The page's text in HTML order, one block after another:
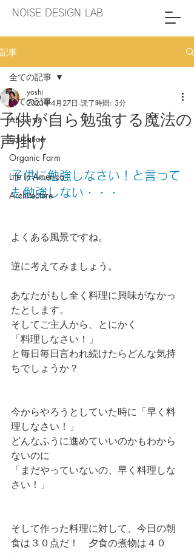
NOISE DESIGN LAB
記事
全ての記事
About us
Education
Organic Farm
Life in America
Architecture
全ての記事
子供が自ら勉強する魔法の
声掛け
yoshi
2023年4月27日 読了時間: 3分
子供に勉強しなさい！と言って
も勉強しない・・・
よくある風景ですね。
逆に考えてみましょう。
あなたがもし全く料理に興味がなかっ
たとします。
そしてご主人から、とにかく
「料理しなさい！」
と毎日毎日言われ続けたらどんな気持
ちでしょうか？
今からやろうとしていた時に「早く料
理しなさい！」
どんなふうに進めていいのかもわから
ないのに
「まだやっていないの、早く料理しな
さい！」
そして作った料理に対して、今日の朝
食は３０点だ！　夕食の煮物は４０